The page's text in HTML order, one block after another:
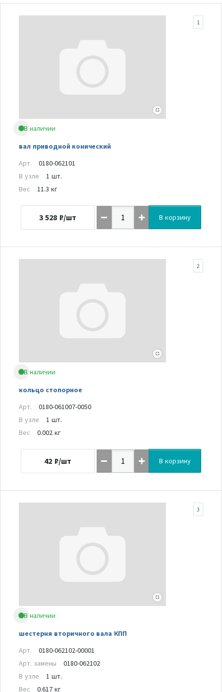
В наличии
вал приводной конический
1
Арт.
0180-062101
В узле
1 шт.
Вес
11.3 кг
3 528 ₽/шт В корзину
В наличии
кольцо стопорное
2
Арт.
0180-061007-0050
В узле
1 шт.
Вес
0.002 кг
42 ₽/шт В корзину
В наличии
шестерня вторичного вала КПП
3
Арт.
0180-062102-00001
Арт. замены
0180-062102
В узле
1 шт.
Вес
0.617 кг